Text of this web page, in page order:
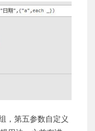
，第五参数自定义